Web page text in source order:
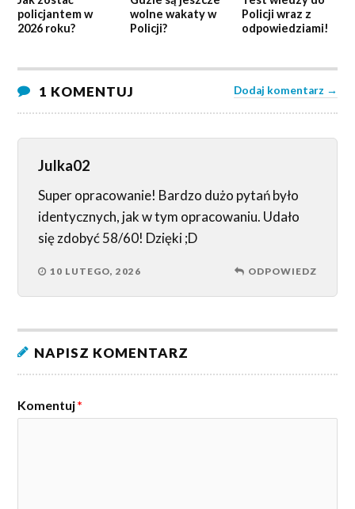
policjantem w
2026 roku?
wolne wakaty w
Policji?
Policji wraz z
odpowiedziami!
1 KOMENTUJ Dodaj komentarz →
Julka02
Super opracowanie! Bardzo dużo pytań było
identycznych, jak w tym opracowaniu. Udało
się zdobyć 58/60! Dzięki ;D
10 LUTEGO, 2026 ODPOWIEDZ
NAPISZ KOMENTARZ
Komentuj*